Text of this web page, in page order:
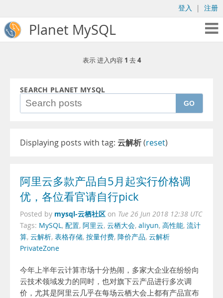
登入 | 注册
Planet MySQL
表示 进入内容 1 去4
SEARCH PLANET MYSQL
GO
Displaying posts with tag: 云解析(reset)
阿里云多款产品自5月起实行价格调
优，各位看官请自行pick
Posted by mysql-云栖社区 on Tue 26 Jun 2018 12:38 UTC
Tags: MySQL, 配置, 阿里云, 云栖大会, aliyun, 高性能, 流计
算, 云解析, 表格存储, 按量付费, 降价产品, 云解析
PrivateZone
今年上半年云计算市场十分热闹，多家大企业在纷纷向
云技术领域发力的同时，也对旗下云产品进行多次调
价，尤其是阿里云几乎在每场云栖大会上都有产品宣布